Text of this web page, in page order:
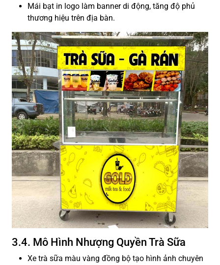
Mái bạt in logo làm banner di động, tăng độ phủ
thương hiệu trên địa bàn.
3.4. Mô Hình Nhượng Quyền Trà Sữa
Xe trà sữa màu vàng đồng bộ tạo hình ảnh chuyên